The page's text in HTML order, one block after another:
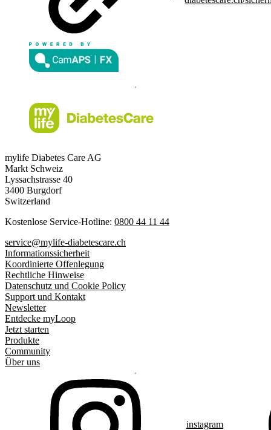
mylife Diabetes Care AG
Markt Schweiz
Lyssachstrasse 40
3400 Burgdorf
Switzerland
Kostenlose Service-Hotline: 0800 44 11 44
service@mylife-diabetescare.ch
Informationssicherheit
Koordinierte Offenlegung
Rechtliche Hinweise
Datenschutz und Cookie Policy
Support und Kontakt
Newsletter
Entdecke myLoop
Jetzt starten
Produkte
Community
Über uns
instagram